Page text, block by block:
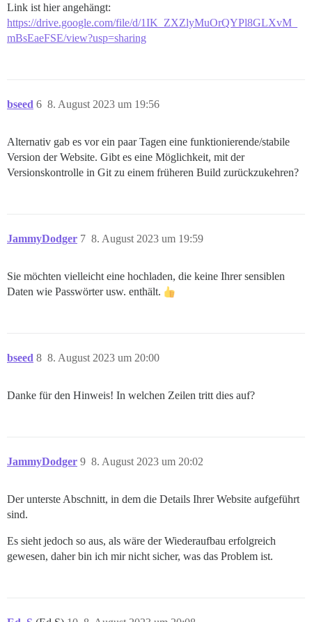
Link ist hier angehängt:
https://drive.google.com/file/d/1IK_ZXZlyMuOrQYPl8GLXvM_
mBsEaeFSE/view?usp=sharing
bseed 8. August 2023 um 19:56
6
Alternativ gab es vor ein paar Tagen eine funktionierende/stabile
Version der Website. Gibt es eine Möglichkeit, mit der
Versionskontrolle in Git zu einem früheren Build zurückzukehren?
JammyDodger 8. August 2023 um 19:59
7
Sie möchten vielleicht eine hochladen, die keine Ihrer sensiblen
Daten wie Passwörter usw. enthält.
bseed 8. August 2023 um 20:00
8
Danke für den Hinweis! In welchen Zeilen tritt dies auf?
JammyDodger 8. August 2023 um 20:02
9
Der unterste Abschnitt, in dem die Details Ihrer Website aufgeführt
sind.
Es sieht jedoch so aus, als wäre der Wiederaufbau erfolgreich
gewesen, daher bin ich mir nicht sicher, was das Problem ist.